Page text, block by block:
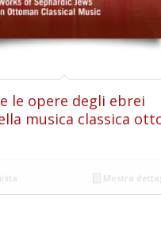
le opere degli ebrei
musica classica
Mostra